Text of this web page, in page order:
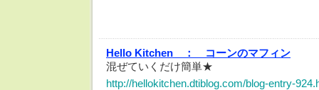
Hello Kitchen ：
コーンのマフィン
混ぜていくだけ簡単★
http://hellokitchen.dtiblog.com/blog-entry-